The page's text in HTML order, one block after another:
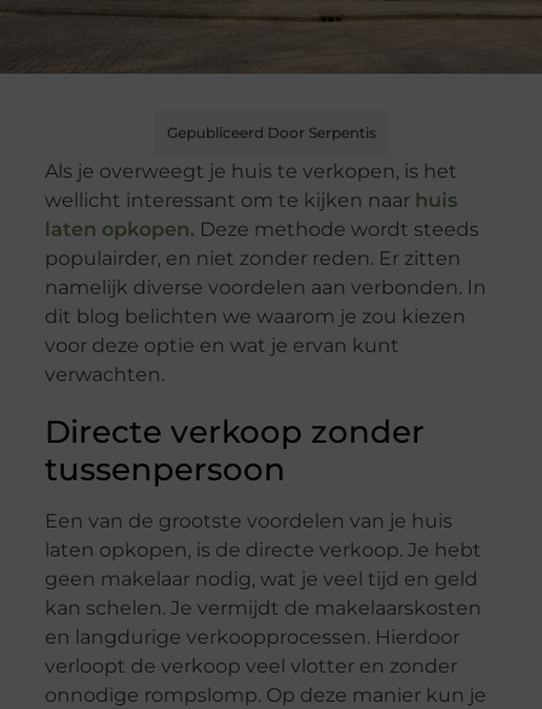
Gepubliceerd Door Serpentis
Als je overweegt je huis te verkopen, is het
wellicht interessant om te kijken naar huis
laten opkopen. Deze methode wordt steeds
populairder, en niet zonder reden. Er zitten
namelijk diverse voordelen aan verbonden. In
dit blog belichten we waarom je zou kiezen
voor deze optie en wat je ervan kunt
verwachten.
Directe verkoop zonder
tussenpersoon
Een van de grootste voordelen van je huis
laten opkopen, is de directe verkoop. Je hebt
geen makelaar nodig, wat je veel tijd en geld
kan schelen. Je vermijdt de makelaarskosten
en langdurige verkoopprocessen. Hierdoor
verloopt de verkoop veel vlotter en zonder
onnodige rompslomp. Op deze manier kun je